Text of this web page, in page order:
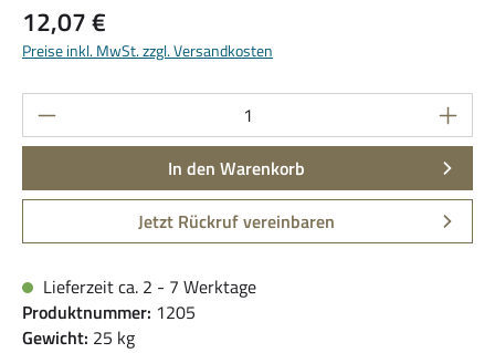
Regulärer Preis:
12,07 €
Preise inkl. MwSt. zzgl. Versandkosten
Produkt Anzahl: Gib den gewünschten
In den Warenkorb
Jetzt Rückruf vereinbaren
Lieferzeit ca. 2 - 7 Werktage
Produktnummer: 1205
Gewicht: 25 kg